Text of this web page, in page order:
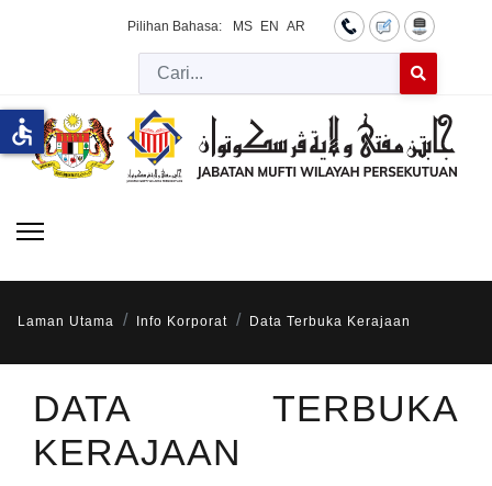
Pilihan Bahasa: MS EN AR
Cari
Laman Utama Info Korporat Data Terbuka Kerajaan
DATA TERBUKA
KERAJAAN
accessible